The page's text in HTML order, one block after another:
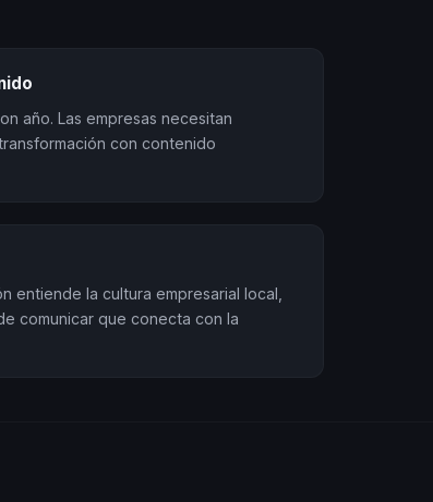
año. Las empresas necesitan
con contenido
entiende la cultura empresarial local,
comunicar que conecta con la